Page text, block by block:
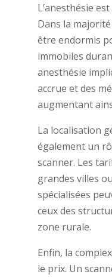
L’anesthésie
Dans la
être endormis
immobiles
anesthésie
accrue et des
augmentant
La localisation
également un
scanner. Les
grandes villes
spécialisées
ceux des
zone rurale.
Enfin, la
le prix. Un